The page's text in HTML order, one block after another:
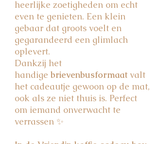
heerlijke zoetigheden om echt
even te genieten. Een klein
gebaar dat groots voelt en
gegarandeerd een glimlach
oplevert.
Dankzij het
handige brievenbusformaatvalt
het cadeautje gewoon op de mat,
ook als ze niet thuis is. Perfect
om iemand onverwacht te
verrassen ✨